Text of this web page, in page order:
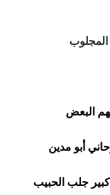
المجلوب
البعض
أبو مدين
جلب الحبيب